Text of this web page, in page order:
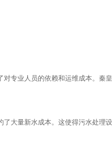
专业人员的依赖和运维成本。秦
大量新水成本。这使得污水处理